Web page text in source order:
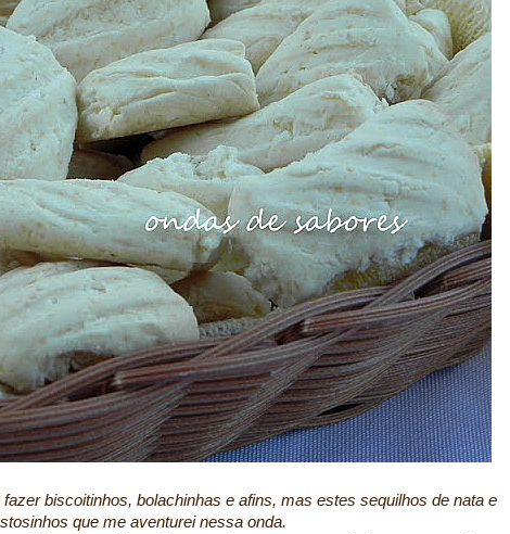
biscoitinhos, bolachinhas e afins, mas estes sequilhos de nata e
que me aventurei nessa onda.